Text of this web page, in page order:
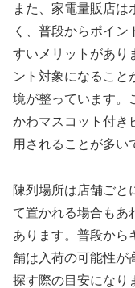
また、家電量販店は
く、普段からポイ
すいメリットがあり
ント対象になること
境が整っています。
かわマスコット付き
用されることが多い
陳列場所は店舗ごと
て置かれる場合もあ
あります。普段から
舗は入荷の可能性が
探す際の目安になり